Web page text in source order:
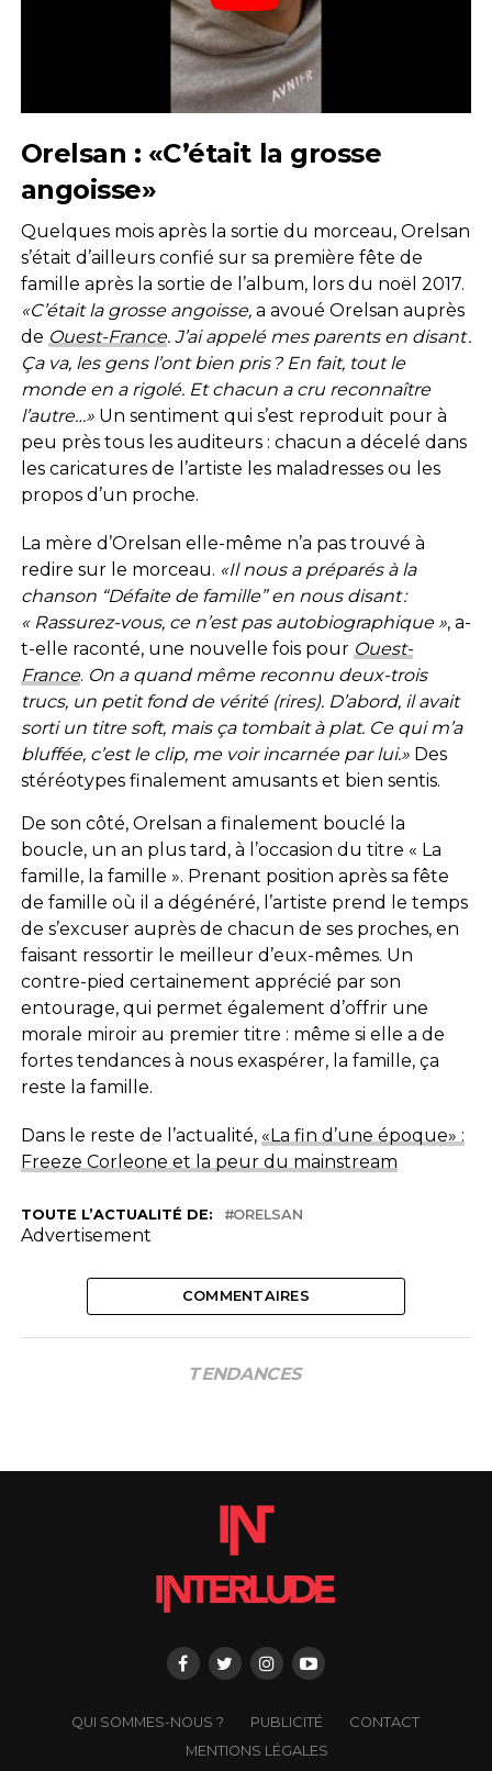
Orelsan : «C’était la grosse
angoisse»
Quelques mois après la sortie du morceau, Orelsan
s’était d’ailleurs confié sur sa première fête de
famille après la sortie de l’album, lors du noël 2017.
«C’était la grosse angoisse, a avoué Orelsan auprès
de Ouest-France. J’ai appelé mes parents en disant :
Ça va, les gens l’ont bien pris ? En fait, tout le
monde en a rigolé. Et chacun a cru reconnaître
l’autre…» Un sentiment qui s’est reproduit pour à
peu près tous les auditeurs : chacun a décelé dans
les caricatures de l’artiste les maladresses ou les
propos d’un proche.
La mère d’Orelsan elle-même n’a pas trouvé à
redire sur le morceau. «Il nous a préparés à la
chanson “Défaite de famille” en nous disant :
« Rassurez-vous, ce n’est pas autobiographique », a-
t-elle raconté, une nouvelle fois pour Ouest-
France. On a quand même reconnu deux-trois
trucs, un petit fond de vérité (rires). D’abord, il avait
sorti un titre soft, mais ça tombait à plat. Ce qui m’a
bluffée, c’est le clip, me voir incarnée par lui.» Des
stéréotypes finalement amusants et bien sentis.
De son côté, Orelsan a finalement bouclé la
boucle, un an plus tard, à l’occasion du titre « La
famille, la famille ». Prenant position après sa fête
de famille où il a dégénéré, l’artiste prend le temps
de s’excuser auprès de chacun de ses proches, en
faisant ressortir le meilleur d’eux-mêmes. Un
contre-pied certainement apprécié par son
entourage, qui permet également d’offrir une
morale miroir au premier titre : même si elle a de
fortes tendances à nous exaspérer, la famille, ça
reste la famille.
Dans le reste de l’actualité, «La fin d’une époque» :
Freeze Corleone et la peur du mainstream
TOUTE L’ACTUALITÉ DE: ORELSAN
Advertisement
COMMENTAIRES
TENDANCES
QUI SOMMES-NOUS ? PUBLICITÉ
CONTACT
MENTIONS LÉGALES